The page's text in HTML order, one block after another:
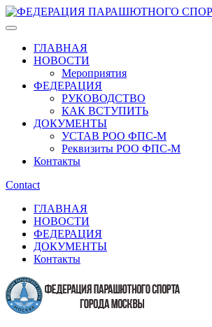
ГЛАВНАЯ
НОВОСТИ
Мероприятия
ФЕДЕРАЦИЯ
РУКОВОДСТВО
КАК ВСТУПИТЬ
ДОКУМЕНТЫ
УСТАВ РОО ФПС-М
Реквизиты РОО ФПС-М
Контакты
Contact
ГЛАВНАЯ
НОВОСТИ
ФЕДЕРАЦИЯ
ДОКУМЕНТЫ
Контакты